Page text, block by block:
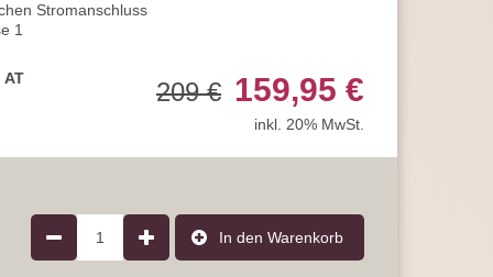
Stromanschluss
1
51 cm
und hoher Qualität
Energieeffizienzklasse A erreichen
209 € 159,95 €
inkl. 20% MwSt.
1 In den Warenkorb